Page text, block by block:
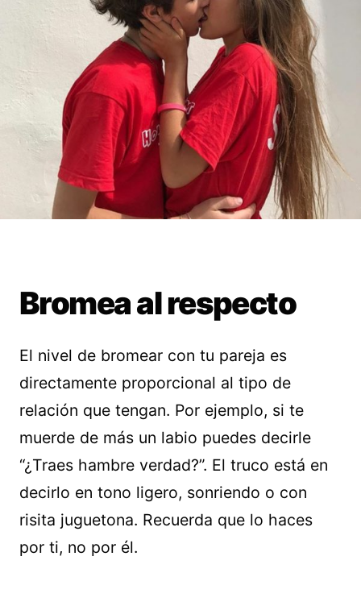
Bromea al respecto
El nivel de bromear con tu pareja es
directamente proporcional al tipo de
relación que tengan. Por ejemplo, si te
muerde de más un labio puedes decirle
“¿Traes hambre verdad?”. El truco está en
decirlo en tono ligero, sonriendo o con
risita juguetona. Recuerda que lo haces
por ti, no por él.